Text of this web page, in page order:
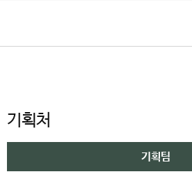
건
대
학
메
뉴
로
기획처
페
전
획
기획팀